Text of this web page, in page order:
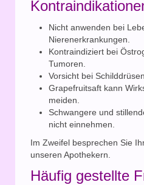
Nicht anwenden bei
Nierenerkrankungen.
Kontraindiziert bei
Tumoren.
Vorsicht bei
Grapefruitsaft kann
meiden.
Schwangere und
nicht einnehmen.
Im Zweifel besprechen Sie
unseren Apothekern.
Häufig gestellte